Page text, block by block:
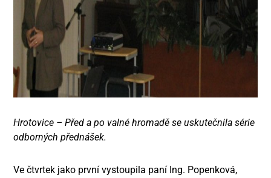
Hrotovice – Před a po valné hromadě se uskutečnila série
odborných přednášek.
Ve čtvrtek jako první vystoupila paní Ing. Popenková,